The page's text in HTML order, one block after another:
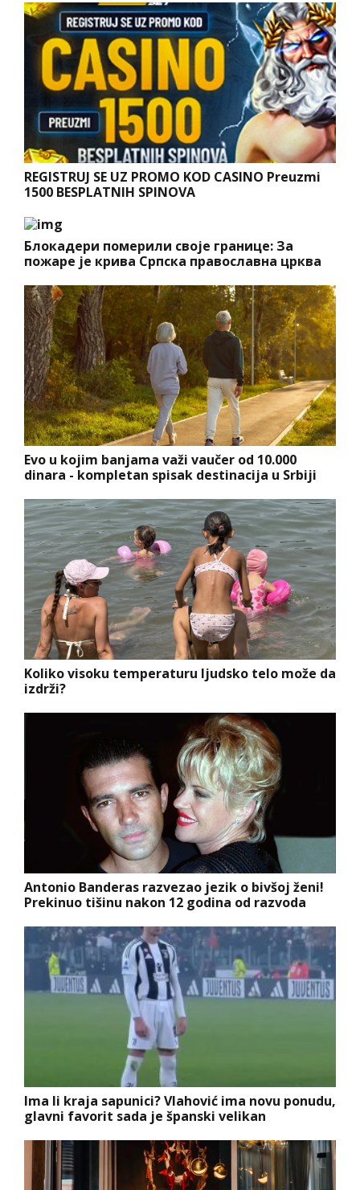
REGISTRUJ SE UZ PROMO KOD CASINO Preuzmi
1500 BESPLATNIH SPINOVA
Блокадери померили своје границе: За
пожаре је крива Српска православна црква
Evo u kojim banjama važi vaučer od 10.000
dinara - kompletan spisak destinacija u Srbiji
Koliko visoku temperaturu ljudsko telo može da
izdrži?
Antonio Banderas razvezao jezik o bivšoj ženi!
Prekinuo tišinu nakon 12 godina od razvoda
Ima li kraja sapunici? Vlahović ima novu ponudu,
glavni favorit sada je španski velikan